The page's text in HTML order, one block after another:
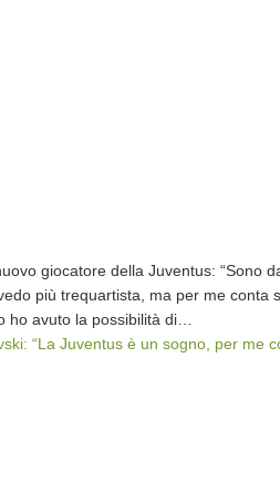
giocatore della Juventus: “Sono
più trequartista, ma per me conta
ho avuto la possibilità di…
“La Juventus è un sogno, per me